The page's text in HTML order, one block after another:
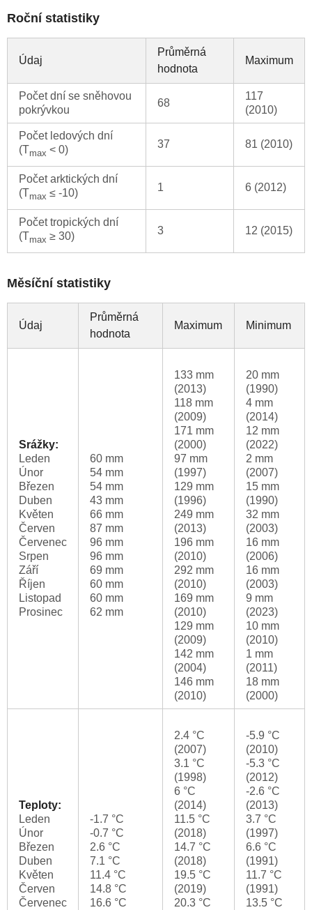
Roční statistiky
Údaj
Průměrná
hodnota
Maximum
Počet dní se sněhovou
pokrývkou
68
117
(2010)
Počet ledových dní
(Tmax < 0) 37 81 (2010)
Počet arktických dní
(Tmax ≤ -10) 1 6 (2012)
Počet tropických dní
(Tmax ≥ 30) 3 12 (2015)
Měsíční statistiky
Údaj
Průměrná
hodnota
Maximum Minimum
Srážky:
Leden
Únor
Březen
Duben
Květen
Červen
Červenec
Srpen
Září
Říjen
Listopad
Prosinec
60 mm
54 mm
54 mm
43 mm
66 mm
87 mm
96 mm
96 mm
69 mm
60 mm
60 mm
62 mm
133 mm
(2013)
118 mm
(2009)
171 mm
(2000)
97 mm
(1997)
129 mm
(1996)
249 mm
(2013)
196 mm
(2010)
292 mm
(2010)
169 mm
(2010)
129 mm
(2009)
142 mm
(2004)
146 mm
(2010)
20 mm
(1990)
4 mm
(2014)
12 mm
(2022)
2 mm
(2007)
15 mm
(1990)
32 mm
(2003)
16 mm
(2006)
16 mm
(2003)
9 mm
(2023)
10 mm
(2010)
1 mm
(2011)
18 mm
(2000)
Teploty:
Leden
Únor
Březen
Duben
Květen
Červen
Červenec
-1.7 °C
-0.7 °C
2.6 °C
7.1 °C
11.4 °C
14.8 °C
16.6 °C
2.4 °C
(2007)
3.1 °C
(1998)
6 °C
(2014)
11.5 °C
(2018)
14.7 °C
(2018)
19.5 °C
(2019)
20.3 °C
-5.9 °C
(2010)
-5.3 °C
(2012)
-2.6 °C
(2013)
3.7 °C
(1997)
6.6 °C
(1991)
11.7 °C
(1991)
13.5 °C